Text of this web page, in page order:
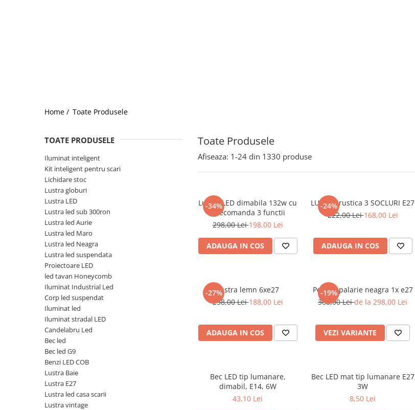
Home / Toate Produsele
Toate Produsele
TOATE PRODUSELE
Iluminat inteligent
Kit inteligent pentru scari
Lichidare stoc
Lustra globuri
Lustra LED
Lustra led sub 300ron
Lustra led Aurie
Lustra led Maro
Lustra led Neagra
Lustra led suspendata
Proiectoare LED
led tavan Honeycomb
Iluminat Industrial Led
Corp led suspendat
Iluminat led
Iluminat stradal LED
Candelabru Led
Bec led
Bec led G9
Benzi LED COB
Lustra Baie
Lustra E27
Lustra led casa scarii
Lustra vintage
Afiseaza: 1-24 din 1330 produse
-34%
Lustra LED dimabila 132w cu
telecomanda 3 functii
298,00 Lei198,00 Lei
ADAUGA IN COS
-24%
LUSTRA rustica 3 SOCLURI E27
222,00 Lei168,00 Lei
ADAUGA IN COS
-27%Lustra lemn 6xe27
258,00 Lei188,00 Lei
ADAUGA IN COS
-19%
Pendul palarie neagra 1x e27
368,00 Leide la 298,00 Lei
VEZI VARIANTE
Bec LED tip lumanare,
dimabil, E14, 6W
43,10 Lei
Bec LED mat tip lumanare E27
3W
8,50 Lei